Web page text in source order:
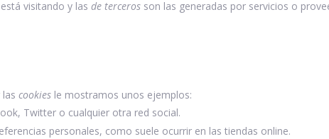
visitando y las de terceros son las generadas por servicios o
cookies le mostramos unos ejemplos:
Twitter o cualquier otra red social.
personales, como suele ocurrir en las tiendas online.